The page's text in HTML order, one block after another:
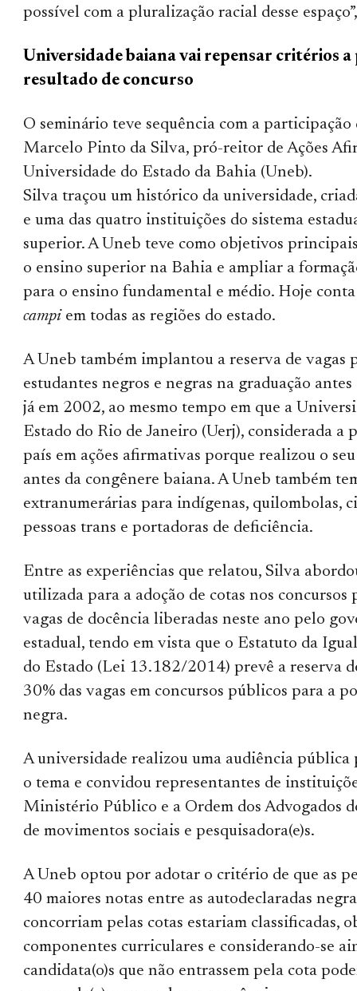
possível com a pluralização racial desse
Universidade baiana vai repensar critérios
resultado de concurso
O seminário teve sequência com a
Marcelo Pinto da Silva, pró-reitor de Ações
Universidade do Estado da Bahia (Uneb).
Silva traçou um histórico da universidade,
e uma das quatro instituições do sistema
superior. A Uneb teve como objetivos
o ensino superior na Bahia e ampliar a
para o ensino fundamental e médio. Hoje
campi em todas as regiões do estado.
A Uneb também implantou a reserva de vagas
estudantes negros e negras na graduação
já em 2002, ao mesmo tempo em que a
Estado do Rio de Janeiro (Uerj), considerada a
país em ações afirmativas porque realizou o
antes da congênere baiana. A Uneb também
extranumerárias para indígenas, quilombolas,
pessoas trans e portadoras de deficiência.
Entre as experiências que relatou, Silva
utilizada para a adoção de cotas nos concursos
vagas de docência liberadas neste ano pelo
estadual, tendo em vista que o Estatuto da
do Estado (Lei 13.182/2014) prevê a reserva
30% das vagas em concursos públicos para a
negra.
A universidade realizou uma audiência pública
o tema e convidou representantes de
Ministério Público e a Ordem dos Advogados
de movimentos sociais e pesquisadora(e)s.
A Uneb optou por adotar o critério de que as
40 maiores notas entre as autodeclaradas
concorriam pelas cotas estariam classificadas,
componentes curriculares e considerando-se
candidata(o)s que não entrassem pela cota